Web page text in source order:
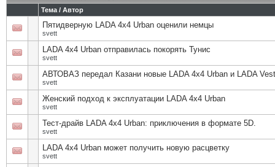
Тема / Автор
Пятидверную LADA 4х4 Urban оценили немцы
svett
LADA 4х4 Urban отправилась покорять Тунис
svett
АВТОВАЗ передал Казани новые LADA 4х4 Urban и LADA
svett
Женский подход к эксплуатации LADA 4х4 Urban
svett
Тест-драйв LADA 4x4 Urban: приключения в формате 5D.
svett
LADA 4х4 Urban может получить новую расцветку
svett